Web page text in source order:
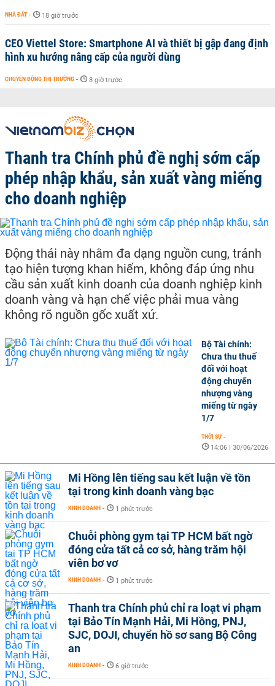
NHÀ ĐẤT - 18 giờ trước
CEO Viettel Store: Smartphone AI và thiết bị gập đang định
hình xu hướng nâng cấp của người dùng
CHUYỂN ĐỘNG THỊ TRƯỜNG - 8 giờ trước
Thanh tra Chính phủ đề nghị sớm cấp
phép nhập khẩu, sản xuất vàng miếng
cho doanh nghiệp
Động thái này nhằm đa dạng nguồn cung, tránh
tạo hiện tượng khan hiếm, không đáp ứng nhu
cầu sản xuất kinh doanh của doanh nghiệp kinh
doanh vàng và hạn chế việc phải mua vàng
không rõ nguồn gốc xuất xứ.
Bộ Tài chính:
Chưa thu thuế
đối với hoạt
động chuyển
nhượng vàng
miếng từ ngày
1/7
THỜI SỰ -
14:06 | 30/06/2026
Mi Hồng lên tiếng sau kết luận về tồn
tại trong kinh doanh vàng bạc
KINH DOANH - 1 phút trước
Chuỗi phòng gym tại TP HCM bất ngờ
đóng cửa tất cả cơ sở, hàng trăm hội
viên bơ vơ
KINH DOANH - 1 phút trước
Thanh tra Chính phủ chỉ ra loạt vi phạm
tại Bảo Tín Mạnh Hải, Mi Hồng, PNJ,
SJC, DOJI, chuyển hồ sơ sang Bộ Công
an
KINH DOANH - 6 giờ trước